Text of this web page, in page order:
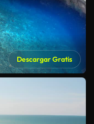
Descargar Gratis